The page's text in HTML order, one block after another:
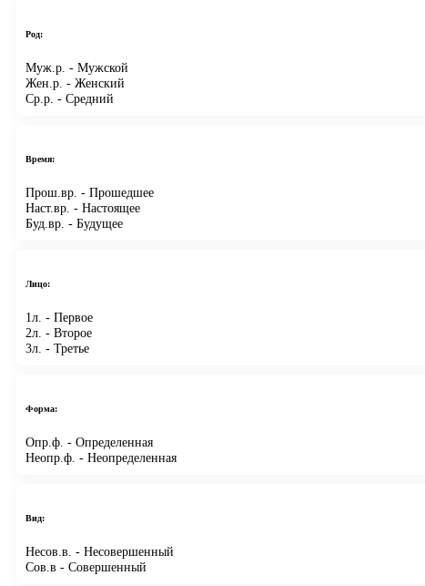
Род:
Муж.р. - Мужской
Жен.р. - Женский
Ср.р. - Средний
Время:
Прош.вр. - Прошедшее
Наст.вр. - Настоящее
Буд.вр. - Будущее
Лицо:
1л. - Первое
2л. - Второе
3л. - Третье
Форма:
Опр.ф. - Определенная
Неопр.ф. - Неопределенная
Вид:
Несов.в. - Несовершенный
Сов.в - Совершенный